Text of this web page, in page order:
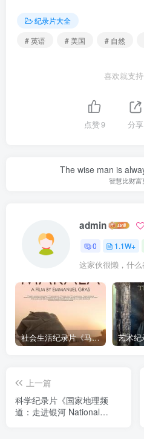
纪录片大全
# 英语
# 美国 # 自然
喜欢就支
点赞9 分享
The wise man is
智慧比财
admin
0 1.1W+
这家伙很懒，什
社会生活纪录片《马加拉 Makala》下载
上一篇
科学纪录片《国家地理频
道：走进银河 National